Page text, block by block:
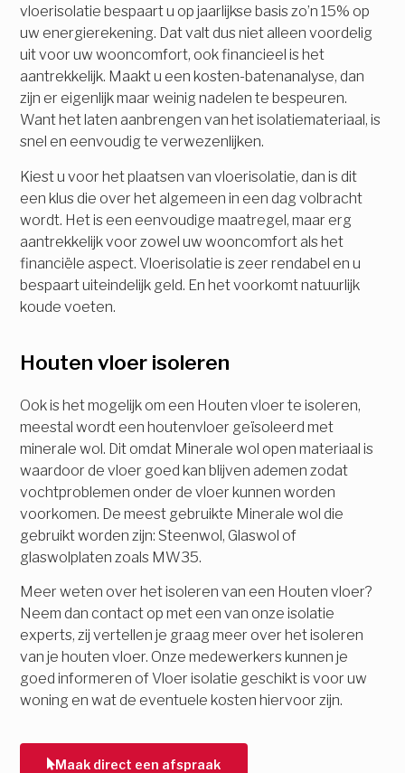
vloerisolatie bespaart u op jaarlijkse basis zo’n 15% op
uw energierekening. Dat valt dus niet alleen voordelig
uit voor uw wooncomfort, ook financieel is het
aantrekkelijk. Maakt u een kosten-batenanalyse, dan
zijn er eigenlijk maar weinig nadelen te bespeuren.
Want het laten aanbrengen van het isolatiemateriaal, is
snel en eenvoudig te verwezenlijken.
Kiest u voor het plaatsen van vloerisolatie, dan is dit
een klus die over het algemeen in een dag volbracht
wordt. Het is een eenvoudige maatregel, maar erg
aantrekkelijk voor zowel uw wooncomfort als het
financiële aspect. Vloerisolatie is zeer rendabel en u
bespaart uiteindelijk geld. En het voorkomt natuurlijk
koude voeten.
Houten vloer isoleren
Ook is het mogelijk om een Houten vloer te isoleren,
meestal wordt een houtenvloer geïsoleerd met
minerale wol. Dit omdat Minerale wol open materiaal is
waardoor de vloer goed kan blijven ademen zodat
vochtproblemen onder de vloer kunnen worden
voorkomen. De meest gebruikte Minerale wol die
gebruikt worden zijn: Steenwol, Glaswol of
glaswolplaten zoals MW35.
Meer weten over het isoleren van een Houten vloer?
Neem dan contact op met een van onze isolatie
experts, zij vertellen je graag meer over het isoleren
van je houten vloer. Onze medewerkers kunnen je
goed informeren of Vloer isolatie geschikt is voor uw
woning en wat de eventuele kosten hiervoor zijn.
Maak direct een afspraak